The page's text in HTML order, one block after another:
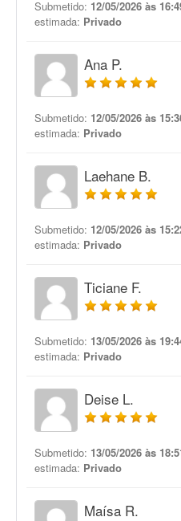
Submetido: 12/05/2026 às
estimada: Privado
Ana P.
Submetido: 12/05/2026 às
estimada: Privado
Laehane B.
Submetido: 12/05/2026 às
estimada: Privado
Ticiane F.
Submetido: 13/05/2026 às
estimada: Privado
Deise L.
Submetido: 13/05/2026 às
estimada: Privado
Maísa R.